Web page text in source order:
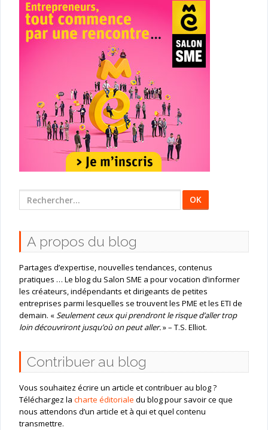
Rechercher
:
A propos du blog
Partages d’expertise, nouvelles tendances, contenus
pratiques … Le blog du Salon SME a pour vocation d’informer
les créateurs, indépendants et dirigeants de petites
entreprises parmi lesquelles se trouvent les PME et les ETI de
demain. «Seulement ceux qui prendront le risque d’aller trop
loin découvriront jusqu’où on peut aller.» – T.S. Elliot.
Contribuer au blog
Vous souhaitez écrire un article et contribuer au blog ?
Téléchargez la charte éditoriale du blog pour savoir ce que
nous attendons d’un article et à qui et quel contenu
transmettre.